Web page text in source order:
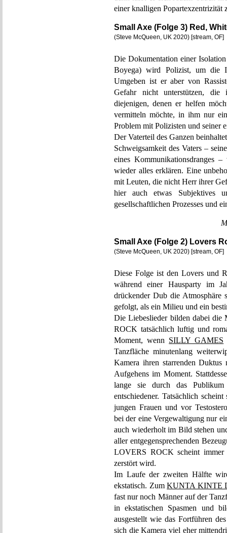
einer knalligen Popartexzentrizität
Small Axe (Folge 3) Red,
(Steve McQueen, UK 2020) [stream, OF]
Die Dokumentation einer
Boyega) wird Polizist, um die
Umgeben ist er aber von
Gefahr nicht unterstützen, die
diejenigen, denen er helfen
vermitteln möchte, in ihm nur
Problem mit Polizisten und seiner
Der Vaterteil des Ganzen
Schweigsamkeit des Vaters –
eines Kommunikationsdranges
wieder alles erklären. Eine
mit Leuten, die nicht Herr ihrer
hier auch etwas Subjektives
gesellschaftlichen Prozesses und
Small Axe (Folge 2) Lovers
(Steve McQueen, UK 2020) [stream, OF]
Diese Folge ist den Lovers und
während einer Hausparty im
drückender Dub die Atmosphäre
gefolgt, als ein Milieu und ein
Die Liebeslieder bilden dabei
ROCK tatsächlich luftig und
Moment, wenn SILLY GAMES
Tanzfläche minutenlang
Kamera ihren starrenden
Aufgehens im Moment.
lange sie durch das
entschiedener. Tatsächlich
jungen Frauen und vor
bei der eine Vergewaltigung nur
auch wiederholt im Bild stehen
aller entgegensprechenden
LOVERS ROCK scheint
zerstört wird.
Im Laufe der zweiten Hälfte
ekstatisch. ZumKUNTA KINTE
fast nur noch Männer auf der
in ekstatischen Spasmen und
ausgestellt wie das Fortführen
sich die Kamera viel eher